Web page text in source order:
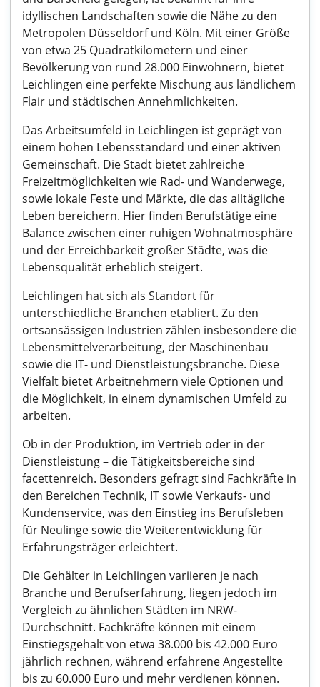
idyllischen Landschaften sowie die Nähe zu den
Metropolen Düsseldorf und Köln. Mit einer Größe
von etwa 25 Quadratkilometern und einer
Bevölkerung von rund 28.000 Einwohnern, bietet
Leichlingen eine perfekte Mischung aus ländlichem
Flair und städtischen Annehmlichkeiten.
Das Arbeitsumfeld in Leichlingen ist geprägt von
einem hohen Lebensstandard und einer aktiven
Gemeinschaft. Die Stadt bietet zahlreiche
Freizeitmöglichkeiten wie Rad- und Wanderwege,
sowie lokale Feste und Märkte, die das alltägliche
Leben bereichern. Hier finden Berufstätige eine
Balance zwischen einer ruhigen Wohnatmosphäre
und der Erreichbarkeit großer Städte, was die
Lebensqualität erheblich steigert.
Leichlingen hat sich als Standort für
unterschiedliche Branchen etabliert. Zu den
ortsansässigen Industrien zählen insbesondere die
Lebensmittelverarbeitung, der Maschinenbau
sowie die IT- und Dienstleistungsbranche. Diese
Vielfalt bietet Arbeitnehmern viele Optionen und
die Möglichkeit, in einem dynamischen Umfeld zu
arbeiten.
Ob in der Produktion, im Vertrieb oder in der
Dienstleistung – die Tätigkeitsbereiche sind
facettenreich. Besonders gefragt sind Fachkräfte in
den Bereichen Technik, IT sowie Verkaufs- und
Kundenservice, was den Einstieg ins Berufsleben
für Neulinge sowie die Weiterentwicklung für
Erfahrungsträger erleichtert.
Die Gehälter in Leichlingen variieren je nach
Branche und Berufserfahrung, liegen jedoch im
Vergleich zu ähnlichen Städten im NRW-
Durchschnitt. Fachkräfte können mit einem
Einstiegsgehalt von etwa 38.000 bis 42.000 Euro
jährlich rechnen, während erfahrene Angestellte
bis zu 60.000 Euro und mehr verdienen können.